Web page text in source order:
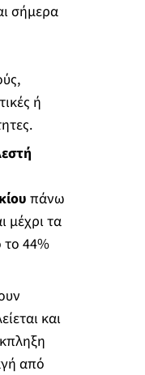
σήμερα
ή
πάνω
μέχρι τα
44%
και
από